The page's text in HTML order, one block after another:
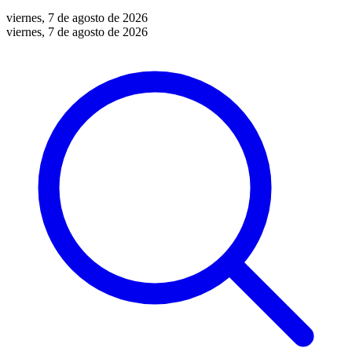
viernes, 7 de agosto de 2026
viernes, 7 de agosto de 2026